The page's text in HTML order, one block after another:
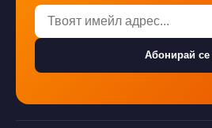
Абонирай се